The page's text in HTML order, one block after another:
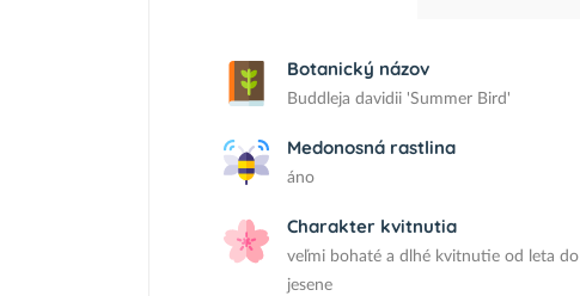
Botanický názov
Buddleja davidii 'Summer Bird'
Medonosná rastlina
áno
Charakter kvitnutia
veľmi bohaté a dlhé kvitnutie od leta do
jesene